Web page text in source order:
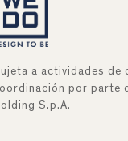
a actividades de
por parte
S.p.A.